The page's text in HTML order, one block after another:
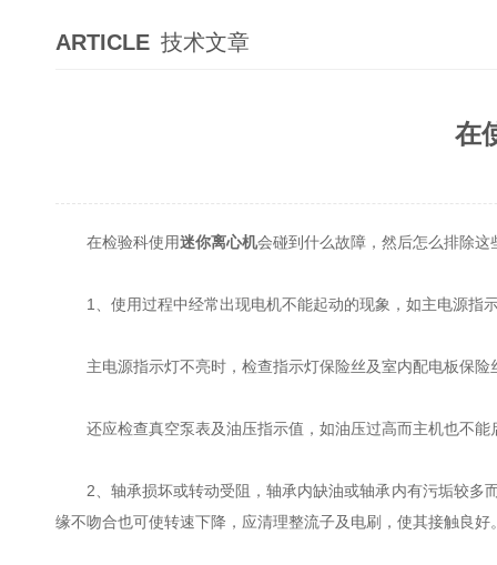
ARTICLE 技术文章
在
在检验科使用迷你离心机会碰到什么故障，然后怎么排除
1、使用过程中经常出现电机不能起动的现象，如主电源指
主电源指示灯不亮时，检查指示灯保险丝及室内配电板保险
还应检查真空泵表及油压指示值，如油压过高而主机也不能
2、轴承损坏或转动受阻，轴承内缺油或轴承内有污垢较多
缘不吻合也可使转速下降，应清理整流子及电刷，使其接触良